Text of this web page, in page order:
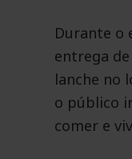
Durante o
entrega
lanche no
o público
comer e